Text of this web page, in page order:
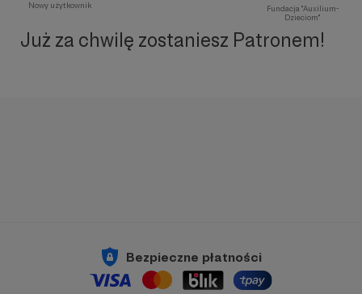
Nowy użytkownik
Fundacja "Auxilium-
Dzieciom"
Już za chwilę zostaniesz Patronem!
Bezpieczne płatności